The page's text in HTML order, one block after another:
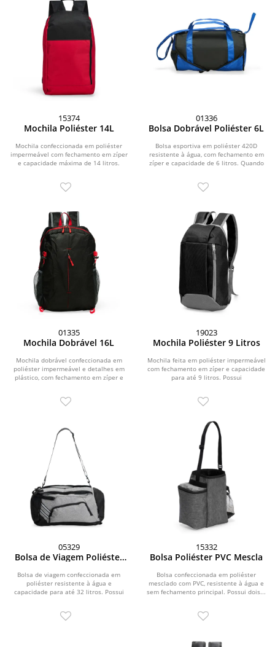
15374
Mochila Poliéster 14L
Mochila confeccionada em poliéster
impermeável com fechamento em zíper
e capacidade máxima de 14 litros.
01336
Bolsa Dobrável Poliéster 6L
Bolsa esportiva em poliéster 420D
resistente à água, com fechamento em
zíper e capacidade de 6 litros. Quando
01335
Mochila Dobrável 16L
Mochila dobrável confeccionada em
poliéster impermeável e detalhes em
plástico, com fechamento em zíper e
19023
Mochila Poliéster 9 Litros
Mochila feita em poliéster impermeável
com fechamento em zíper e capacidade
para até 9 litros. Possui
05329
Bolsa de Viagem Poliéster
Bolsa de viagem confeccionada em
poliéster resistente à água e
capacidade para até 32 litros. Possui
15332
Bolsa Poliéster PVC Mescla
Bolsa confeccionada em poliéster
mesclado com PVC, resistente à água e
sem fechamento principal. Possui dois...